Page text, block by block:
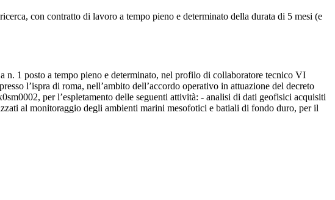
con contratto di lavoro a tempo pieno e determinato della durata di 5 mesi (e
n. 1 posto a tempo pieno e determinato, nel profilo di collaboratore tecnico VI
l’ispra di roma, nell’ambito dell’accordo operativo in attuazione del decreto
per l’espletamento delle seguenti attività: - analisi di dati geofisici acquisiti
al monitoraggio degli ambienti marini mesofotici e batiali di fondo duro, per il